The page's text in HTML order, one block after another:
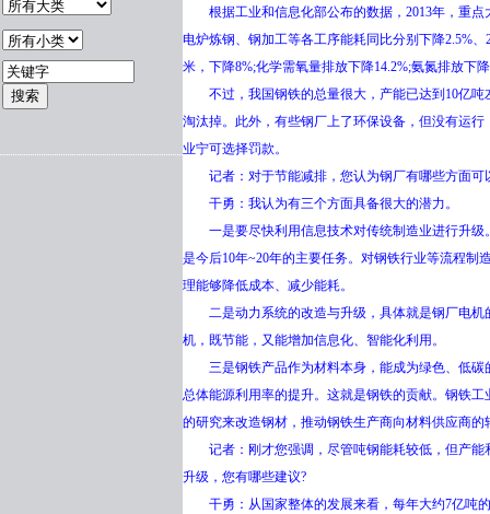
根据工业和信息化部公布的数据，2013年，重点
电炉炼钢、钢加工等各工序能耗同比分别下降2.5%、
米，下降8%;化学需氧量排放下降14.2%;氨氮排放下
不过，我国钢铁的总量很大，产能已达到10亿吨
淘汰掉。此外，有些钢厂上了环保设备，但没有运
业宁可选择罚款。
记者：对于节能减排，您认为钢厂有哪些方面可
干勇：我认为有三个方面具备很大的潜力。
一是要尽快利用信息技术对传统制造业进行升级
是今后10年~20年的主要任务。对钢铁行业等流程
理能够降低成本、减少能耗。
二是动力系统的改造与升级，具体就是钢厂电机
机，既节能，又能增加信息化、智能化利用。
三是钢铁产品作为材料本身，能成为绿色、低碳
总体能源利用率的提升。这就是钢铁的贡献。钢铁
的研究来改造钢材，推动钢铁生产商向材料供应商的
记者：刚才您强调，尽管吨钢能耗较低，但产能
升级，您有哪些建议?
干勇：从国家整体的发展来看，每年大约7亿吨的